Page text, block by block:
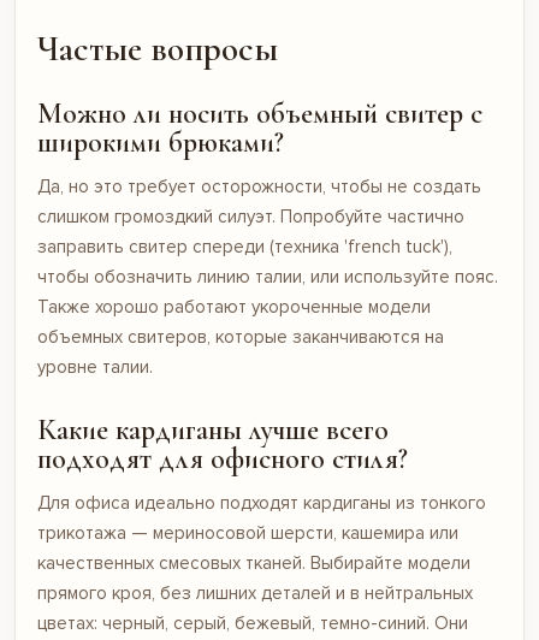
Частые вопросы
Можно ли носить объемный свитер с
широкими брюками?
Да, но это требует осторожности, чтобы не создать
слишком громоздкий силуэт. Попробуйте частично
заправить свитер спереди (техника 'french tuck'),
чтобы обозначить линию талии, или используйте пояс.
Также хорошо работают укороченные модели
объемных свитеров, которые заканчиваются на
уровне талии.
Какие кардиганы лучше всего
подходят для офисного стиля?
Для офиса идеально подходят кардиганы из тонкого
трикотажа — мериносовой шерсти, кашемира или
качественных смесовых тканей. Выбирайте модели
прямого кроя, без лишних деталей и в нейтральных
цветах: черный, серый, бежевый, темно-синий. Они